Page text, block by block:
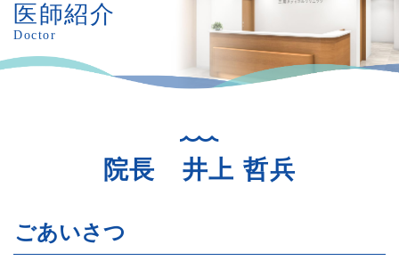
医師紹介
Doctor
院長 井上 哲兵
ごあいさつ